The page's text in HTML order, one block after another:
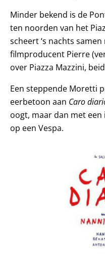
Minder bekend is de
ten noorden van het
scheert ‘s nachts
filmproducent Pierre
over Piazza Mazzini,
Een steppende Moretti
eerbetoon aan Caro
oogt, maar dan met
op een Vespa.